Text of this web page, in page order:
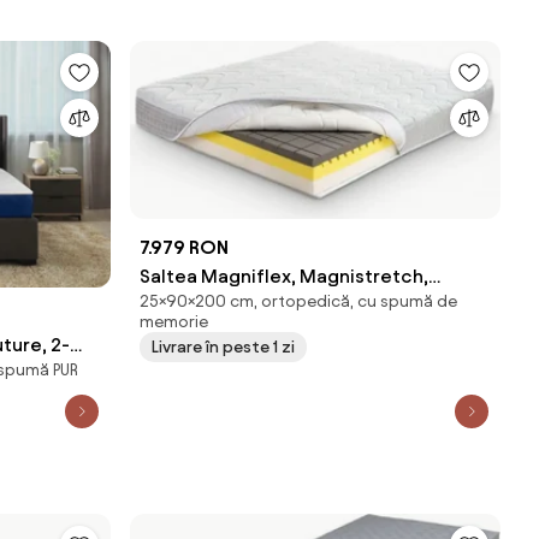
2-
spuma
PUR
7.979 RON
Saltea Magniflex, Magnistretch,
90x200x25, Medie
25×90×200 cm, ortopedică, cu spumă de
memorie
Livrare în peste 1 zi